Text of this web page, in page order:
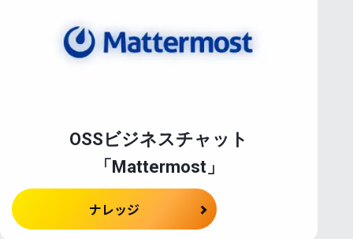
ブログ
OSSビジネスチャット
「Mattermost」
ナレッジ